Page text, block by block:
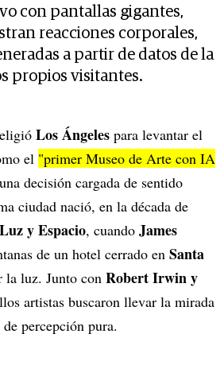
con pantallas gigantes,
reacciones corporales,
a partir de datos de la
propios visitantes.
eligió Los Ángeles para levantar el
el "primer Museo de Arte con IA
decisión cargada de sentido
ciudad nació, en la década de
Luz y Espacio, cuando James
de un hotel cerrado en Santa
la luz. Junto con Robert Irwin y
artistas buscaron llevar la mirada
percepción pura.